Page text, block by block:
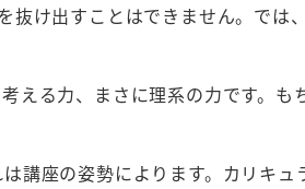
け出すことはできません。では
える力、まさに理系の力です。
講座の姿勢によります。カリキ